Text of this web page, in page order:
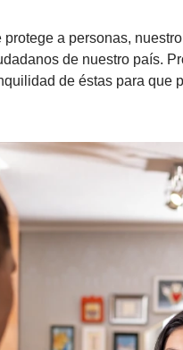
protege a personas,
de nuestro país.
de éstas para que